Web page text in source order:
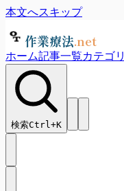
本文へスキップ
作業療法.net
ホーム記事一覧カテゴリ
検索Ctrl+K